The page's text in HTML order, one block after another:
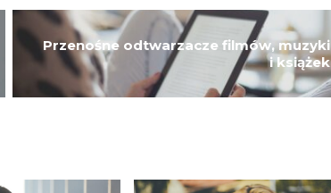
Przenośne odtwarzacze filmów, muzyki
i książek